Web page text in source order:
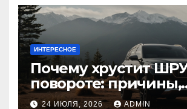
ИНТЕРЕСНОЕ
Почему хрустит
повороте: причины,
диагностика
24 ИЮЛЯ, 2026 ADMIN